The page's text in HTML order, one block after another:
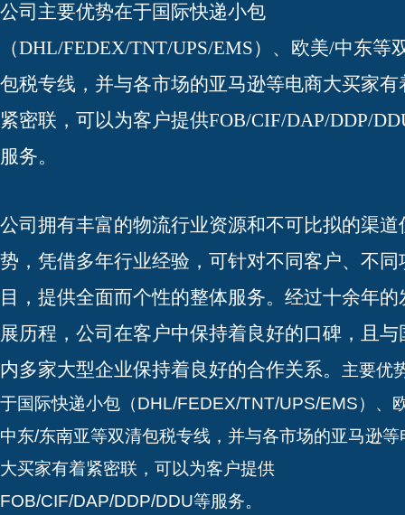
公司主要优势在于国际快递小包
（DHL/FEDEX/TNT/UPS/EMS）、欧美/中东等
包税专线，并与各市场的亚马逊等电商大买家有
紧密联，可以为客户提供FOB/CIF/DAP/DDP/
服务。
公司拥有丰富的物流行业资源和不可比拟的渠道
势，凭借多年行业经验，可针对不同客户、不同
目，提供全面而个性的整体服务。经过十余年的
展历程，公司在客户中保持着良好的口碑，且与
内多家大型企业保持着良好的合作关系。
主要优
于国际快递小包（DHL/FEDEX/TNT/UPS/EMS）、
中东/东南亚等双清包税专线，并与各市场的亚马逊等
大买家有着紧密联，可以为客户提供
FOB/CIF/DAP/DDP/DDU等服务。